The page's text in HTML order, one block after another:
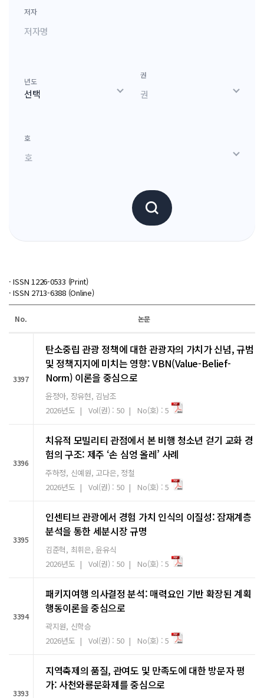
저자
년도
권
호
· ISSN 1226-0533 (Print)
· ISSN 2713-6388 (Online)
No. 논문
3397
탄소중립 관광 정책에 대한 관광자의 가치가 신념, 규범
및 정책지지에 미치는 영향: VBN(Value-Belief-
Norm) 이론을 중심으로
윤정아, 장유현, 김남조
2026년도 | Vol(권) : 50 | No(호) : 5
3396
치유적 모빌리티 관점에서 본 비행 청소년 걷기 교화 경
험의 구조: 제주 ‘손 심엉 올레’ 사례
주하정, 신예원, 고다은, 정철
2026년도 | Vol(권) : 50 | No(호) : 5
3395
인센티브 관광에서 경험 가치 인식의 이질성: 잠재계층
분석을 통한 세분시장 규명
김준혁, 최휘은, 윤유식
2026년도 | Vol(권) : 50 | No(호) : 5
3394
패키지여행 의사결정 분석: 매력요인 기반 확장된 계획
행동이론을 중심으로
곽지원, 신학승
2026년도 | Vol(권) : 50 | No(호) : 5
3393
지역축제의 품질, 관여도 및 만족도에 대한 방문자 평
가: 사천와룡문화제를 중심으로